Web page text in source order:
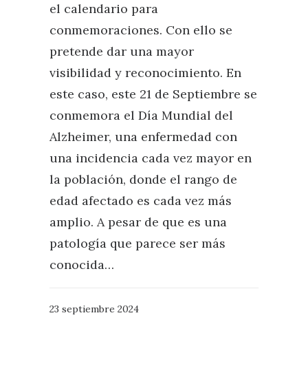
el calendario para
conmemoraciones. Con ello se
pretende dar una mayor
visibilidad y reconocimiento. En
este caso, este 21 de Septiembre se
conmemora el Día Mundial del
Alzheimer, una enfermedad con
una incidencia cada vez mayor en
la población, donde el rango de
edad afectado es cada vez más
amplio. A pesar de que es una
patología que parece ser más
conocida…
23 septiembre 2024